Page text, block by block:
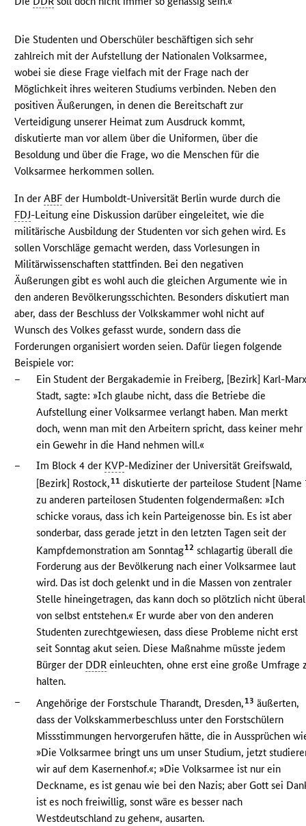
Die Studenten und Oberschüler beschäftigen sich sehr
zahlreich mit der Aufstellung der Nationalen Volksarmee,
wobei sie diese Frage vielfach mit der Frage nach der
Möglichkeit ihres weiteren Studiums verbinden. Neben den
positiven Äußerungen, in denen die Bereitschaft zur
Verteidigung unserer Heimat zum Ausdruck kommt,
diskutierte man vor allem über die Uniformen, über die
Besoldung und über die Frage, wo die Menschen für die
Volksarmee herkommen sollen.
In derABF der Humboldt-Universität Berlin wurde durch die
FDJ-Leitung eine Diskussion darüber eingeleitet, wie die
militärische Ausbildung der Studenten vor sich gehen wird. Es
sollen Vorschläge gemacht werden, dass Vorlesungen in
Militärwissenschaften stattfinden. Bei den negativen
Äußerungen gibt es wohl auch die gleichen Argumente wie in
den anderen Bevölkerungsschichten. Besonders diskutiert man
aber, dass der Beschluss der Volkskammer wohl nicht auf
Wunsch des Volkes gefasst wurde, sondern dass die
Forderungen organisiert worden seien. Dafür liegen folgende
Beispiele vor:
–
Ein Student der Bergakademie in Freiberg, [Bezirk] Karl-
Stadt, sagte: »Ich glaube nicht, dass die Betriebe die
Aufstellung einer Volksarmee verlangt haben. Man merkt
doch, wenn man mit den Arbeitern spricht, dass keiner mehr
ein Gewehr in die Hand nehmen will.«
–
Im Block 4 der KVP-Mediziner der Universität Greifswald,
[Bezirk] Rostock,11 diskutierte der parteilose Student [Name
zu anderen parteilosen Studenten folgendermaßen: »Ich
schicke voraus, dass ich kein Parteigenosse bin. Es ist aber
sonderbar, dass gerade jetzt in den letzten Tagen seit der
Kampfdemonstration am Sonntag12 schlagartig überall die
Forderung aus der Bevölkerung nach einer Volksarmee laut
wird. Das ist doch gelenkt und in die Massen von zentraler
Stelle hineingetragen, das kann doch so plötzlich nicht
von selbst entstehen.« Er wurde aber von den anderen
Studenten zurechtgewiesen, dass diese Probleme nicht erst
seit Sonntag akut seien. Diese Maßnahme müsste jedem
Bürger der DDR einleuchten, ohne erst eine große Umfrage
halten.
–
Angehörige der Forstschule Tharandt, Dresden,13 äußerten,
dass der Volkskammerbeschluss unter den Forstschülern
Missstimmungen hervorgerufen hätte, die in Aussprüchen
»Die Volksarmee bringt uns um unser Studium, jetzt
wir auf dem Kasernenhof.«; »Die Volksarmee ist nur ein
Deckname, es ist genau wie bei den Nazis; aber Gott sei
ist es noch freiwillig, sonst wäre es besser nach
Westdeutschland zu gehen«, ausarten.